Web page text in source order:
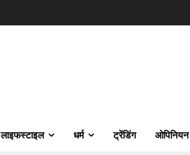
लाइफस्‍टाइल धर्म ट्रेंडिंग ओपिनियन